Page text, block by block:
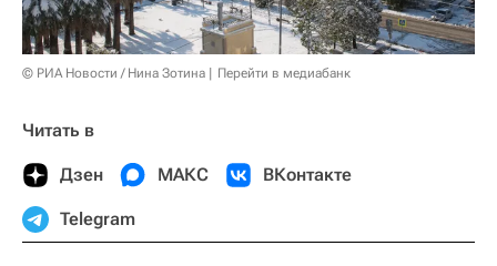
© РИА Новости / Нина Зотина Перейти в медиабанк
Читать в
Дзен МАКС ВКонтакте
Telegram